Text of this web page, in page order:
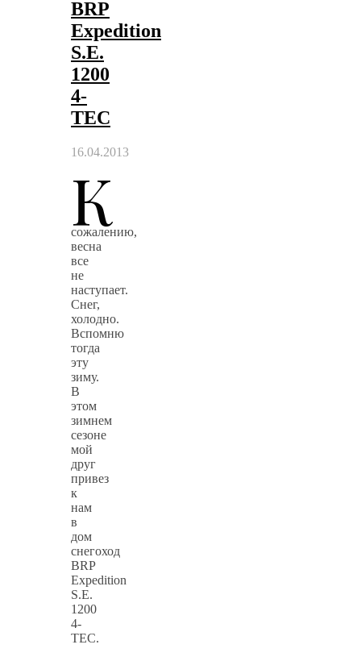
BRP
Expedition
S.E.
1200
4-
TEC
16.04.2013
К
сожалению,
весна
все
не
наступает.
Снег,
холодно.
Вспомню
тогда
эту
зиму.
В
этом
зимнем
сезоне
мой
друг
привез
к
нам
в
дом
снегоход
BRP
Expedition
S.E.
1200
4-
TEC.